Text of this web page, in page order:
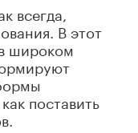
всегда,
В этот
широком
поставить